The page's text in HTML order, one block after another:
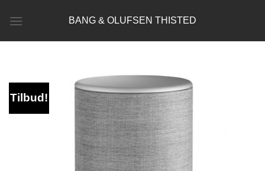
BANG & OLUFSEN THISTED
Tilbud!